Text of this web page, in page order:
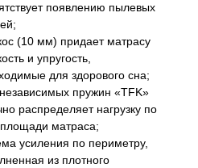
появлению пылевых
(10 мм) придает матрасу
и упругость,
для здорового сна;
пружин «TFK»
распределяет нагрузку по
матраса;
усиления по периметру,
из плотного